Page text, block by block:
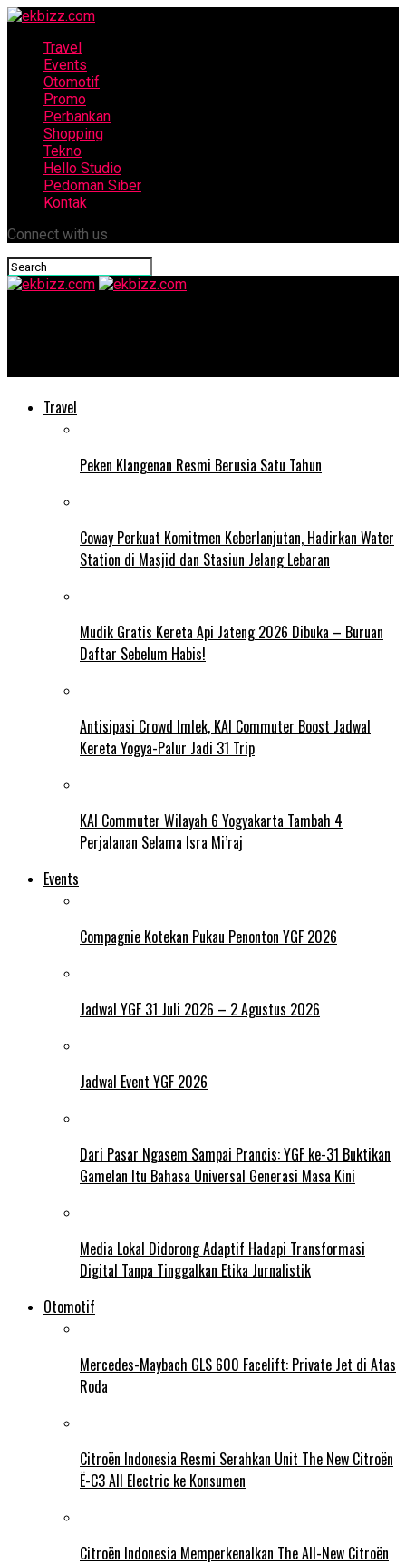
Travel
Events
Otomotif
Promo
Perbankan
Shopping
Tekno
Hello Studio
Pedoman Siber
Kontak
Connect with us
Travel
Peken Klangenan Resmi Berusia Satu Tahun
Coway Perkuat Komitmen Keberlanjutan, Hadirkan Water
Station di Masjid dan Stasiun Jelang Lebaran
Mudik Gratis Kereta Api Jateng 2026 Dibuka – Buruan
Daftar Sebelum Habis!
Antisipasi Crowd Imlek, KAI Commuter Boost Jadwal
Kereta Yogya-Palur Jadi 31 Trip
KAI Commuter Wilayah 6 Yogyakarta Tambah 4
Perjalanan Selama Isra Mi’raj
Events
Compagnie Kotekan Pukau Penonton YGF 2026
Jadwal YGF 31 Juli 2026 – 2 Agustus 2026
Jadwal Event YGF 2026
Dari Pasar Ngasem Sampai Prancis: YGF ke-31 Buktikan
Gamelan Itu Bahasa Universal Generasi Masa Kini
Media Lokal Didorong Adaptif Hadapi Transformasi
Digital Tanpa Tinggalkan Etika Jurnalistik
Otomotif
Mercedes-Maybach GLS 600 Facelift: Private Jet di Atas
Roda
Citroën Indonesia Resmi Serahkan Unit The New Citroën
Ë-C3 All Electric ke Konsumen
Citroën Indonesia Memperkenalkan The All-New Citroën